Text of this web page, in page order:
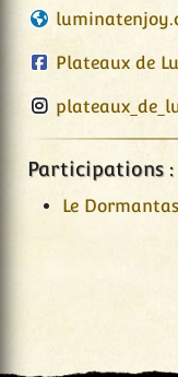
Plateaux de
Participations :
Le